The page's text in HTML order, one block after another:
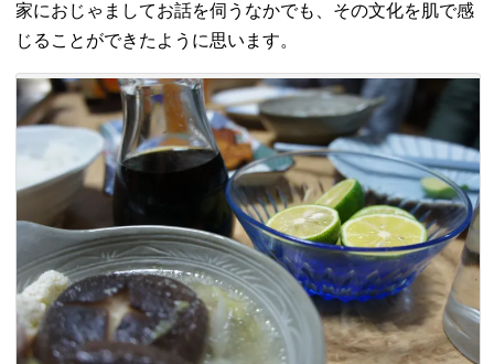
家におじゃましてお話を伺うなかでも、その文化を肌で感
じることができたように思います。